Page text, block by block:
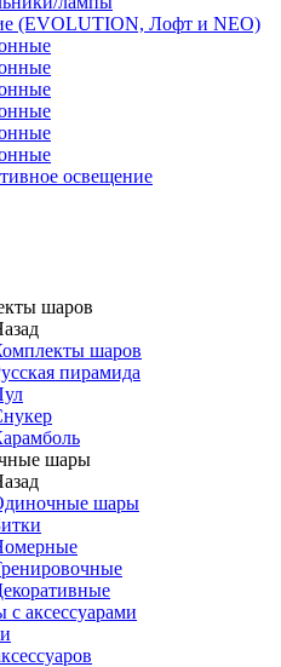
(EVOLUTION, Лофт и NEO)
освещение
шаров
шаров
пирамида
шары
шары
с аксессуарами